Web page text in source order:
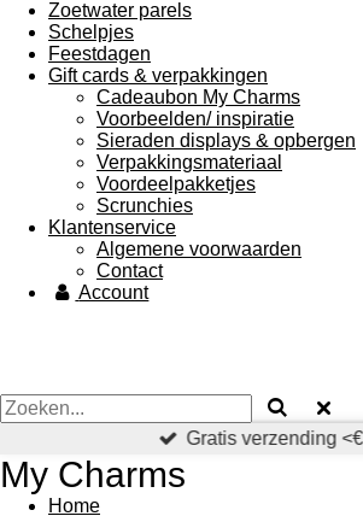
Zoetwater parels
Schelpjes
Feestdagen
Gift cards & verpakkingen
Cadeaubon My Charms
Voorbeelden/ inspiratie
Sieraden displays & opbergen
Verpakkingsmateriaal
Voordeelpakketjes
Scrunchies
Klantenservice
Algemene voorwaarden
Contact
Account
Gratis verzending
My Charms
Home